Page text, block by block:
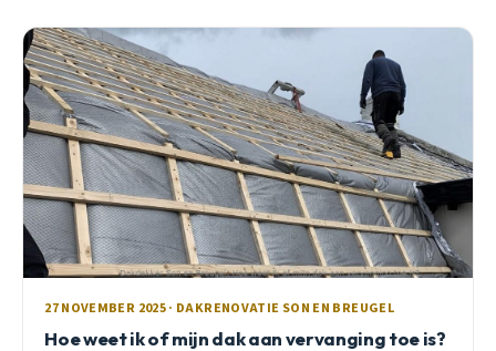
27 NOVEMBER 2025 · DAKRENOVATIE SON EN BREUGEL
Hoe weet ik of mijn dak aan vervanging toe is?